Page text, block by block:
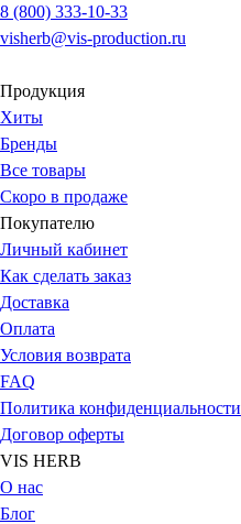
8 (800) 333-10-33
visherb@vis-production.ru
Продукция
Хиты
Бренды
Все товары
Скоро в продаже
Покупателю
Личный кабинет
Как сделать заказ
Доставка
Оплата
Условия возврата
FAQ
Политика конфиденциальности
Договор оферты
VIS HERB
О нас
Блог